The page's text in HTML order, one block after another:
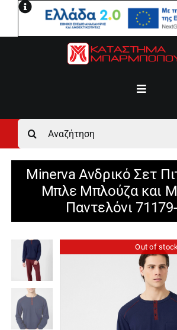
Μετάβαση
Toggle
Αρχική
Ανδρικά
Γυναικεία
Αγόρι
Κορίτσι
Εσώρουχα
Αναζήτηση
για:
Minerva Ανδρικό Σετ
Μπλε Μπλούζα και
Παντελόνι
Out of